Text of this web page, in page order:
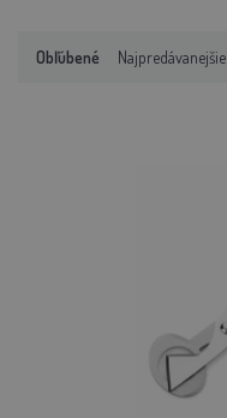
Obľúbené Najpredávanejšie